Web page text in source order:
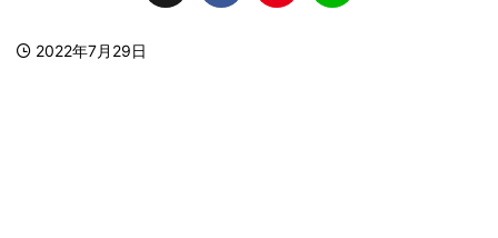
2022年7月29日